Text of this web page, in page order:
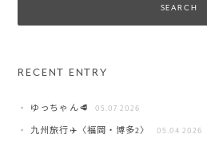
RECENT ENTRY
ゆっちゃん🥩 05.07 2026
九州旅行✈️〈福岡・博多2〉 05.04 2026